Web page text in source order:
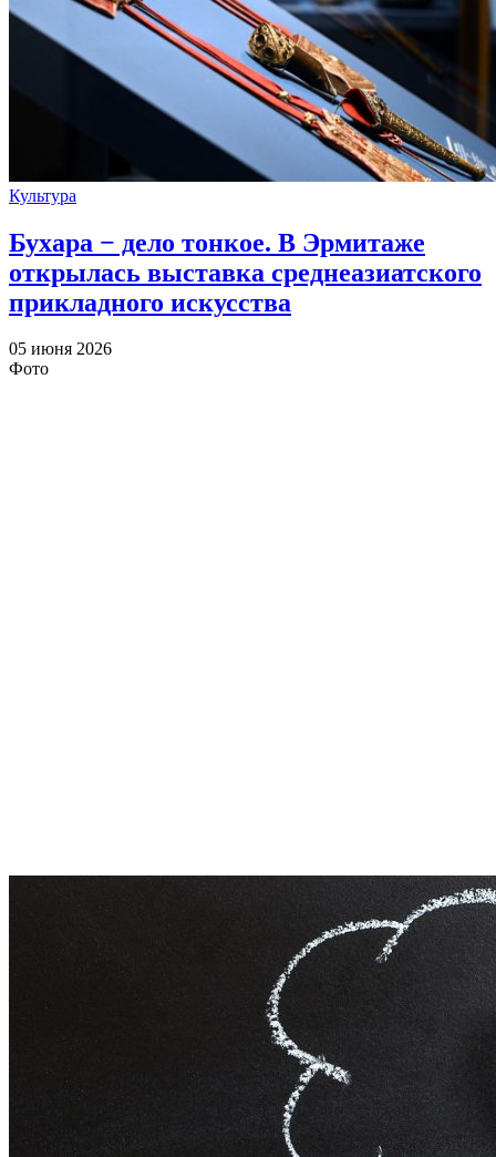
Культура
Бухара − дело тонкое. В Эрмитаже
открылась выставка среднеазиатского
прикладного искусства
05 июня 2026
Фото